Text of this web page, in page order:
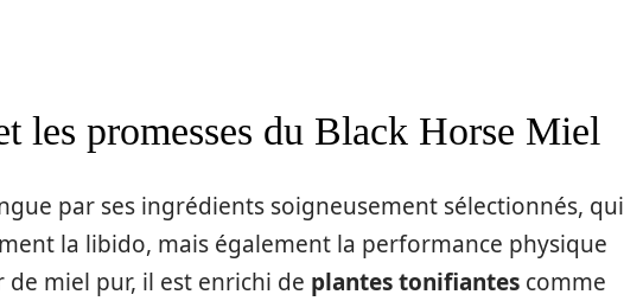
les promesses du Black Horse Miel
par ses ingrédients soigneusement sélectionnés, qui
la libido, mais également la performance physique
miel pur, il est enrichi de plantes tonifiantes comme